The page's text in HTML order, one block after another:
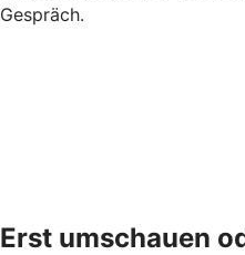
Gespräch.
Erst umschauen